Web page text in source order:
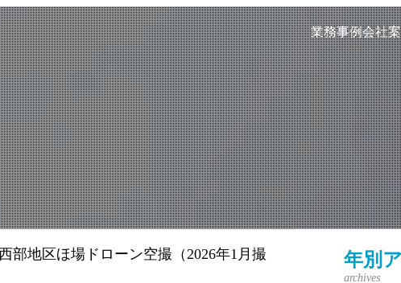
業務事例会社
部地区ほ場ドローン空撮（2026年1月撮
年別